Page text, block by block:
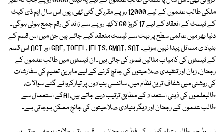
ملکی طالب علموں کے لیے 12000 روپے مقررکی گئی تھی، یوں اس سال ایم ڈی کیٹ
کے ٹیسٹ کے انعقاد کے لیے 17 کروڑ 60 لاکھ روپے سے زائد کی رقم جمع ہوئی ہوگی۔
دنیا بھر میں عالمی سطح پر بہت سے ٹیسٹ منعقد کیے جاتے ہیں جن میں اس قسم کے
بنیاد ی مسائل پیدا نہیں ہوتے۔ GRE, TOEFL, IELTS, GMAT, SAT اور ACT اس قسم
کے ٹیسٹوں کی کامیاب مثالیں تصور کی جاتی ہیں۔ ان ٹیسٹوں میں طالب علموں کے
رجحان، زبان اور تنقیدی صلاحیتوں کی جانچ کرنے کے لیے ماہرین تعلیم کی سفارشات
کی روشنی میں شفاف ترین نظام میں، سائنسی بنیادوں پر تیارکروائے گئے سوالات،
طالبعلموں کی ذہنی استعداد کے مطابق ترتیب دیے جاتے ہیں، AIکے استعمال سے
طالب علموں کے رجحان اور دیگر بنیادی صلاحیتوں کی جانچ ممکن ہوجاتی ہے۔